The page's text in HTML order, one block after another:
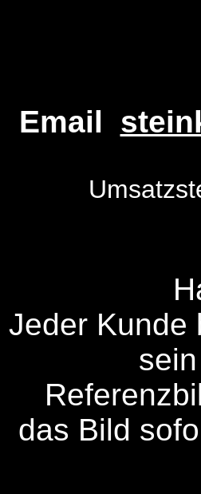
Email
Jeder Kunde
das Bild